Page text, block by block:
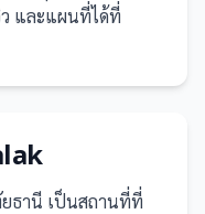
และแผนที่ได้ที่
ธานี เป็นสถานที่ที่